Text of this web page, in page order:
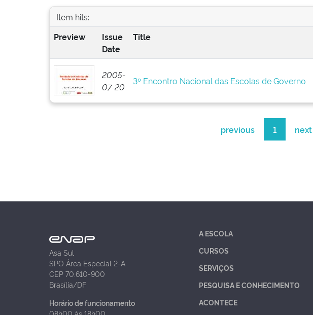
Item hits:
Preview
Issue
Date
Title
2005-
07-20
3º Encontro Nacional das Escolas de Governo
previous 1 next
Asa Sul
SPO Área Especial 2-A
CEP 70.610-900
Brasília/DF
Horário de funcionamento
A ESCOLA
CURSOS
SERVIÇOS
PESQUISA E CONHECIMENTO
ACONTECE